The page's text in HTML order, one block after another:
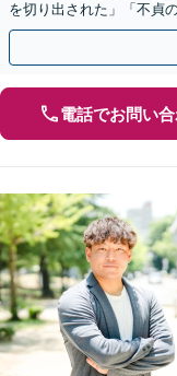
を切り出された」「不貞
【リーズナブルな料金設
電話でお問い